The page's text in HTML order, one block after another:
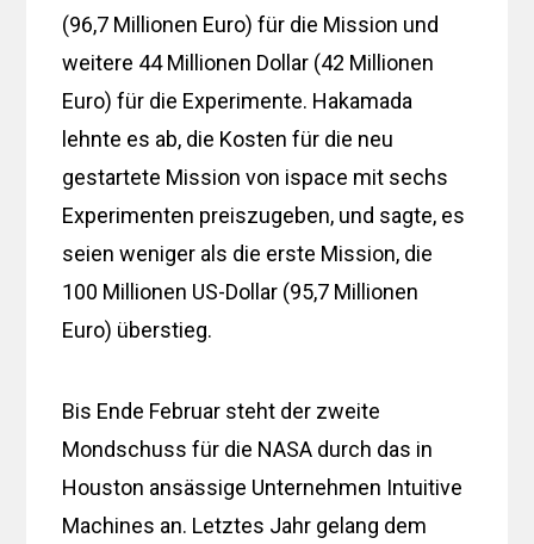
(96,7 Millionen Euro) für die Mission und
weitere 44 Millionen Dollar (42 Millionen
Euro) für die Experimente. Hakamada
lehnte es ab, die Kosten für die neu
gestartete Mission von ispace mit sechs
Experimenten preiszugeben, und sagte, es
seien weniger als die erste Mission, die
100 Millionen US-Dollar (95,7 Millionen
Euro) überstieg.
Bis Ende Februar steht der zweite
Mondschuss für die NASA durch das in
Houston ansässige Unternehmen Intuitive
Machines an. Letztes Jahr gelang dem